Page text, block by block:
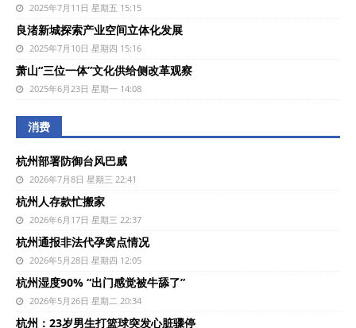
2025年7月11日 星期五 15:15
良渚新城探索产业空间立体化发展
2025年7月10日 星期四 15:16
萧山“三位一体”文化供给侧改革观察
2025年6月23日 星期一 14:08
消费
杭州部署防御台风巴威
2026年7月8日 星期三 22:41
杭州人存款忙搬家
2026年6月17日 星期三 22:37
杭州通报非法代孕窝点情况
2026年5月28日 星期四 12:05
杭州湿度90% “出门感觉被牛舔了”
2026年5月26日 星期二 20:34
杭州：23岁男生打篮球突发心脏骤停